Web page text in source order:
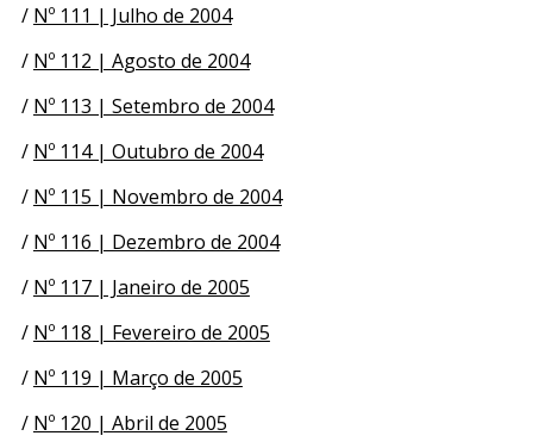
/ Nº 111 | Julho de 2004
/ Nº 112 | Agosto de 2004
/ Nº 113 | Setembro de 2004
/ Nº 114 | Outubro de 2004
/ Nº 115 | Novembro de 2004
/ Nº 116 | Dezembro de 2004
/ Nº 117 | Janeiro de 2005
/ Nº 118 | Fevereiro de 2005
/ Nº 119 | Março de 2005
/ Nº 120 | Abril de 2005